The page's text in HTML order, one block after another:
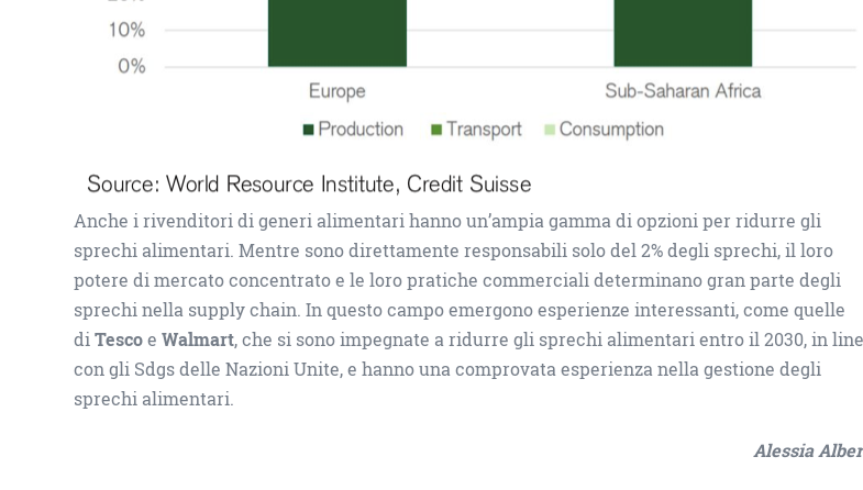
Anche i rivenditori di generi alimentari hanno un’ampia gamma di opzioni per ridurre gli
sprechi alimentari. Mentre sono direttamente responsabili solo del 2% degli sprechi, il loro
potere di mercato concentrato e le loro pratiche commerciali determinano gran parte degli
sprechi nella supply chain. In questo campo emergono esperienze interessanti, come quelle
diTescoeWalmart, che si sono impegnate a ridurre gli sprechi alimentari entro il 2030, in
con gli Sdgs delle Nazioni Unite, e hanno una comprovata esperienza nella gestione degli
sprechi alimentari.
Alessia